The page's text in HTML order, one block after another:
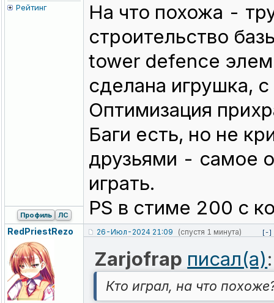
Рейтинг
На что похожа -
строительство
tower defence
сделана игрушка,
Оптимизация
Баги есть, но не
друзьями - самое
играть.
PS в стиме 200 с
Профиль ЛС
RedPriestRezo 26-Июл-2024 21:09 (спустя 1 минута) [-]
Zarjofrap писал(а):
Кто играл, на что